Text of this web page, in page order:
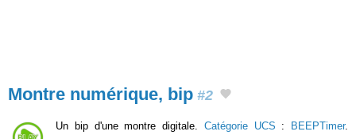
Montre numérique, bip #2
Un bip d'une montre digitale. Catégorie UCS : BEEPTimer.